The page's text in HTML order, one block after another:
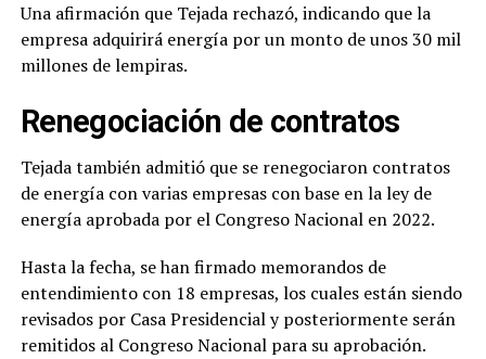
Una afirmación que Tejada rechazó, indicando que la
empresa adquirirá energía por un monto de unos 30 mil
millones de lempiras.
Renegociación de contratos
Tejada también admitió que se renegociaron contratos
de energía con varias empresas con base en la ley de
energía aprobada por el Congreso Nacional en 2022.
Hasta la fecha, se han firmado memorandos de
entendimiento con 18 empresas, los cuales están siendo
revisados por Casa Presidencial y posteriormente serán
remitidos al Congreso Nacional para su aprobación.